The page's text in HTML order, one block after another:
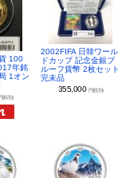
100
年銘
1オン
円(税別)
2002FIFA 日韓ワール
ドカップ 記念金銀プ
ルーフ貨幣 2枚セット
完未品
355,000 円(税別)